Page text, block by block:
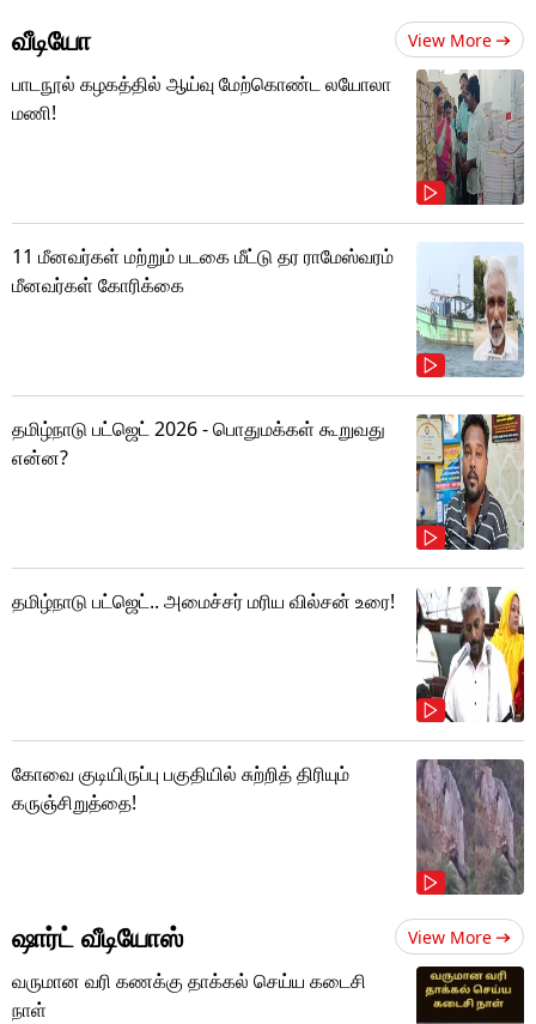
வீடியோ View More
பாடநூல் கழகத்தில் ஆய்வு மேற்கொண்ட லயோலா
மணி!
11 மீனவர்கள் மற்றும் படகை மீட்டு தர ராமேஸ்வரம்
மீனவர்கள் கோரிக்கை
தமிழ்நாடு பட்ஜெட் 2026 - பொதுமக்கள் கூறுவது
என்ன?
தமிழ்நாடு பட்ஜெட்.. அமைச்சர் மரிய வில்சன் உரை!
கோவை குடியிருப்பு பகுதியில் சுற்றித் திரியும்
கருஞ்சிறுத்தை!
ஷார்ட் வீடியோஸ் View More
வருமான வரி கணக்கு தாக்கல் செய்ய கடைசி
நாள்